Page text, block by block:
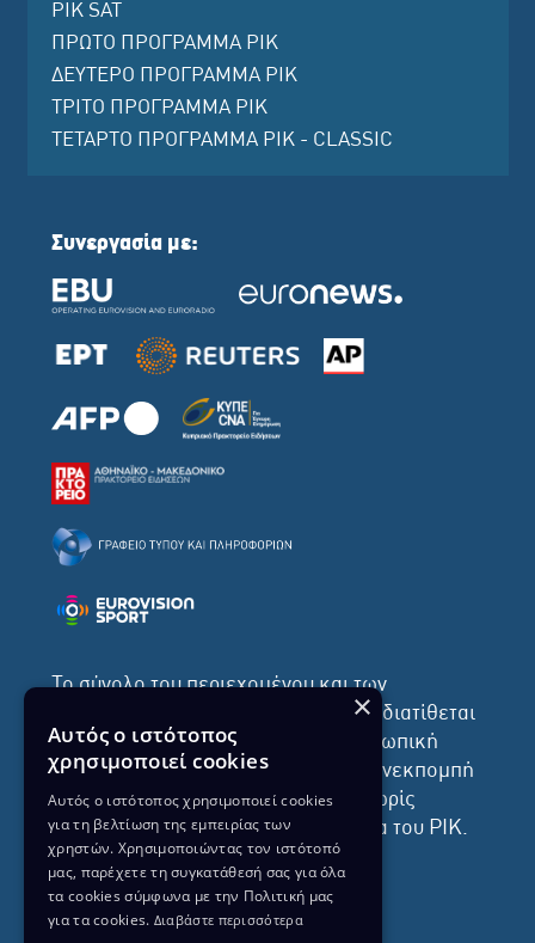
ΡΙΚ SAT
ΠΡΩΤΟ ΠΡΟΓΡΑΜΜΑ ΡΙΚ
ΔΕΥΤΕΡΟ ΠΡΟΓΡΑΜΜΑ ΡΙΚ
ΤΡΙΤΟ ΠΡΟΓΡΑΜΜΑ ΡΙΚ
ΤΕΤΑΡΤΟ ΠΡΟΓΡΑΜΜΑ ΡΙΚ - CLASSIC
Συνεργασία με:
Το σύνολο του περιεχομένου και των
υπηρεσιών της ιστοσελίδας του ΡΙΚ διατίθεται
στους επισκέπτες αυστηρά για προσωπική
χρήση. Απαγορεύεται η χρήση ή επανεκπομπή
του, σε οποιοδήποτε μορφή, με ή χωρίς
επεξεργασία και χωρίς γραπτή άδεια του ΡΙΚ.
×
Αυτός ο ιστότοπος
χρησιμοποιεί cookies
Αυτός ο ιστότοπος χρησιμοποιεί cookies
για τη βελτίωση της εμπειρίας των
χρηστών. Χρησιμοποιώντας τον ιστότοπό
μας, παρέχετε τη συγκατάθεσή σας για όλα
τα cookies σύμφωνα με την Πολιτική μας
για τα cookies. Διαβάστε περισσότερα